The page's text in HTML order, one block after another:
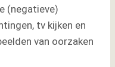
(negatieve)
tv kijken en
van oorzaken